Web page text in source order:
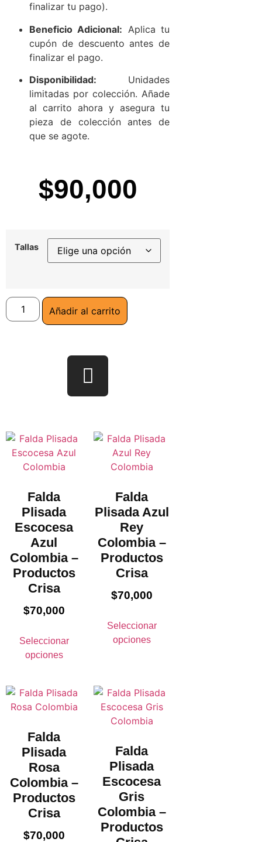
finalizar tu pago).
Beneficio Adicional: Aplica tu
cupón de descuento antes de
finalizar el pago.
Disponibilidad: Unidades
limitadas por colección. Añade
al carrito ahora y asegura tu
pieza de colección antes de
que se agote.
$90,000
Tallas
Añadir al carrito
Falda
Plisada
Escocesa
Azul
Colombia –
Productos
Crisa
$70,000
Seleccionar
opciones
Falda
Plisada Azul
Rey
Colombia –
Productos
Crisa
$70,000
Seleccionar
opciones
Falda
Plisada
Rosa
Colombia –
Productos
Crisa
$70,000
Falda
Plisada
Escocesa
Gris
Colombia –
Productos